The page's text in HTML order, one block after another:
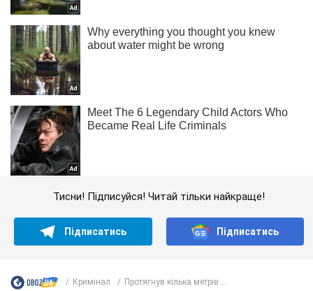
Тисни! Підписуйся! Читай тільки найкраще!
Підписатись Підписатись
Кримінал Протягнув кілька метрів ...